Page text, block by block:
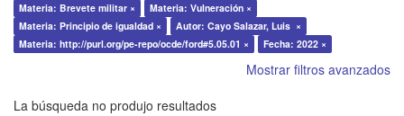
Materia: Brevete militar ×
Materia: Vulneración ×
Materia: Principio de igualdad ×
Autor: Cayo Salazar, Luis ×
Materia: http://purl.org/pe-repo/ocde/ford#5.05.01 ×
Fecha: 2022 ×
Mostrar filtros avanzados
La búsqueda no produjo resultados